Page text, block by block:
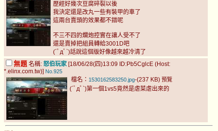
歷經好幾次豆腐碎裂以後
我決定還是改丸一些有裝甲的車了
這兩台賣頭的效果都不錯呢
不三不四的爛炮控實在讓人受不了
還是賣掉把組員轉給3001D吧
(´ﾟдﾟ`)話說這個版好像越來越冷清了
無題 名稱: 怒伯玩家 [18/06/28(四)13:09 ID:Pb5CglcE (Host:
*.elinx.com.tw)] No.925
檔名： 1530162583250.jpg-(237 KB) 預覽
(´ﾟдﾟ`)第一個1vs5竟然是虐菜虐出來的